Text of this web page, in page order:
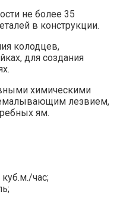
не более 35
в конструкции.
колодцев,
для создания
химическими
лезвием,
ям.
час;